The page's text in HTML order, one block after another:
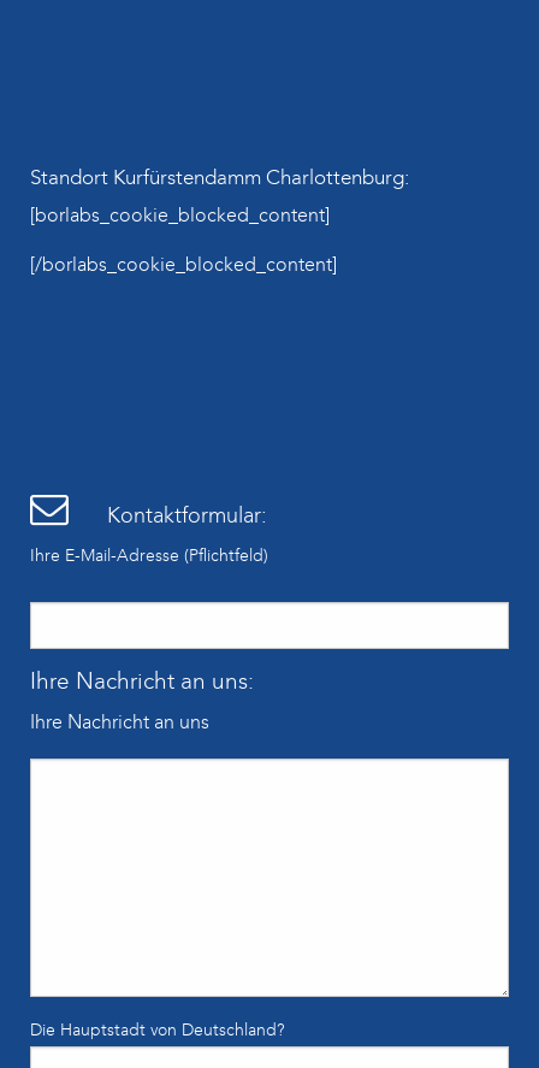
Standort Kurfürstendamm Charlottenburg:
[borlabs_cookie_blocked_content]
[/borlabs_cookie_blocked_content]
Kontaktformular:
Ihre E-Mail-Adresse (Pflichtfeld)
Ihre Nachricht an uns:
Ihre Nachricht an uns
Die Hauptstadt von Deutschland?